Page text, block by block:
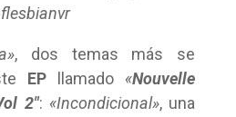
, dos temas más se
EP llamado «Nouvelle
2″: «Incondicional», una